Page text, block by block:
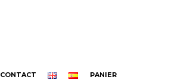
CONTACT PANIER